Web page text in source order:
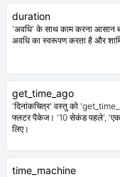
duration
'अवधि' के साथ काम करना आसान
अवधि का स्वरूपण करता है और
get_time_ago
'दिनांकचित्र' वस्तु को
फ्लटर पैकेज। '10 सेकंड पहले', 'एक
लिए।
time_machine